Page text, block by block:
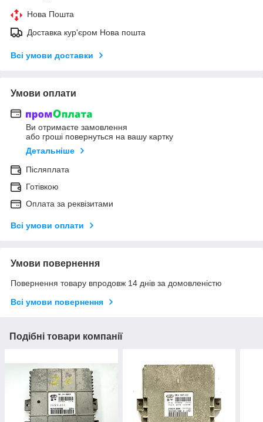
Нова Пошта
Доставка кур'єром Нова пошта
Всі умови доставки
Умови оплати
Ви отримаєте замовлення
або гроші повернуться на вашу картку
Детальніше
Післяплата
Готівкою
Оплата за реквізитами
Всі умови оплати
Умови повернення
Повернення товару впродовж 14 днів за домовленістю
Всі умови повернення
Подібні товари компанії